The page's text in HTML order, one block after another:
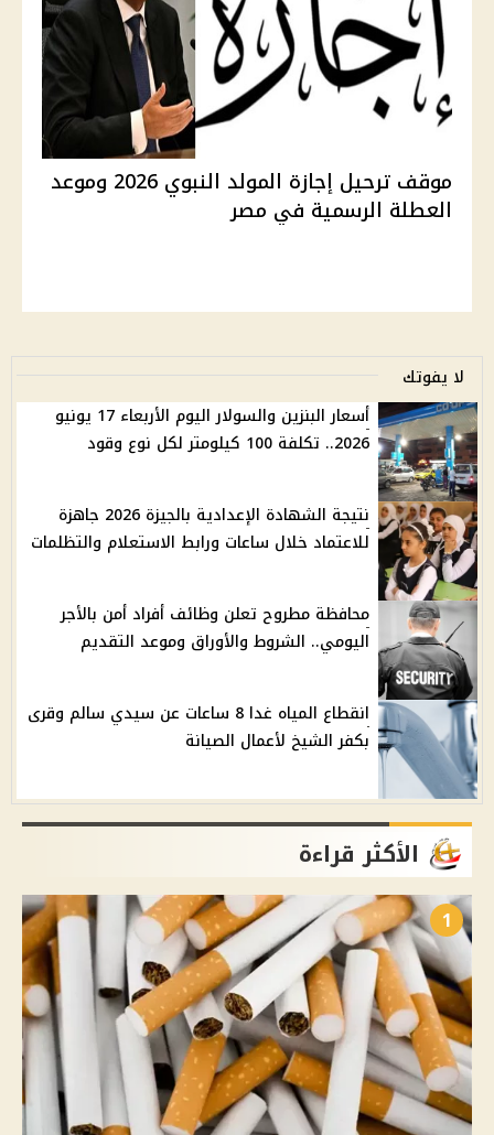
موقف ترحيل إجازة المولد النبوي 2026 وموعد
العطلة الرسمية في مصر
لا يفوتك
أسعار البنزين والسولار اليوم الأربعاء 17 يونيو
2026.. تكلفة 100 كيلومتر لكل نوع وقود
نتيجة الشهادة الإعدادية بالجيزة 2026 جاهزة
للاعتماد خلال ساعات ورابط الاستعلام والتظلمات
محافظة مطروح تعلن وظائف أفراد أمن بالأجر
اليومي.. الشروط والأوراق وموعد التقديم
انقطاع المياه غدا 8 ساعات عن سيدي سالم وقرى
بكفر الشيخ لأعمال الصيانة
الأكثر قراءة
1